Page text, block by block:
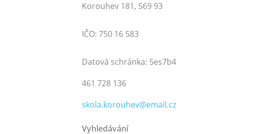
Korouhev 181, 569 93
IČO: 750 16 583
Datová schránka: 5es7b4
461 728 136
skola.korouhev@email.cz
Vyhledávání